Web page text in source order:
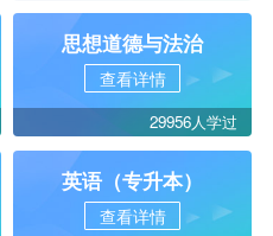
思想道德与法治
查看详情
29956人学过
英语（专升本）
查看详情